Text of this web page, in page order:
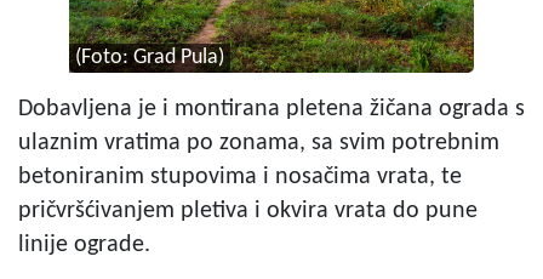
(Foto: Grad Pula)
Dobavljena je i montirana pletena žičana ograda s
ulaznim vratima po zonama, sa svim potrebnim
betoniranim stupovima i nosačima vrata, te
pričvršćivanjem pletiva i okvira vrata do pune
linije ograde.